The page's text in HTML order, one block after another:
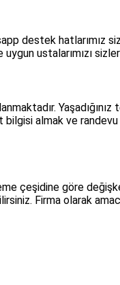
destek hatlarımız
ustalarımızı
bilgisi almak ve
çeşidine göre
Firma olarak